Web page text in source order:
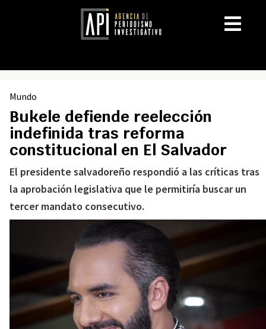
Mundo
Bukele defiende reelección
indefinida tras reforma
constitucional en El Salvador
El presidente salvadoreño respondió a las críticas tras
la aprobación legislativa que le permitiría buscar un
tercer mandato consecutivo.